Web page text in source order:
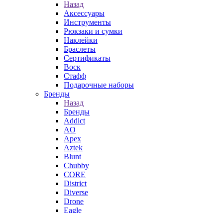
Назад
Аксессуары
Инструменты
Рюкзаки и сумки
Наклейки
Браслеты
Сертификаты
Воск
Стафф
Подарочные наборы
Бренды
Назад
Бренды
Addict
AO
Apex
Aztek
Blunt
Chubby
CORE
District
Diverse
Drone
Eagle